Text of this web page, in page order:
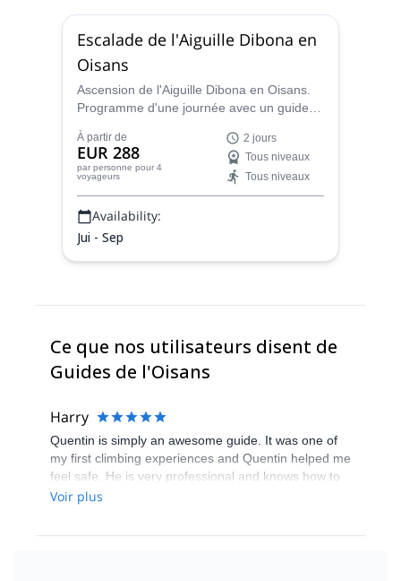
Escalade de l'Aiguille Dibona en
Oisans
Ascension de l'Aiguille Dibona en Oisans.
Programme d'une journée avec un guide
À partir de
EUR 288
par personne pour 4
voyageurs
2 jours
Tous niveaux
Tous niveaux
Availability:
Jui - Sep
Ce que nos utilisateurs disent de
Guides de l'Oisans
Harry
Quentin is simply an awesome guide. It was one of
my first climbing experiences and Quentin helped me
feel safe. He is very professional and knows how to
manage groups of people. Despite the changes in
Voir plus